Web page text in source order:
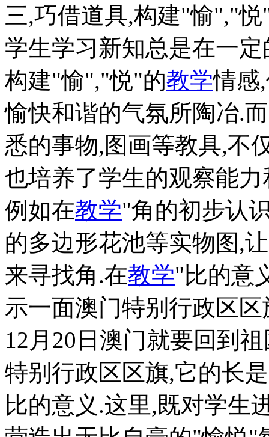
三,巧借道具,构建"愉","
学生学习新知总是在一
构建"愉","悦"的教学情感
愉快和谐的气氛所陶冶.
悉的事物,图画等教具,不
也培养了学生的观察能
例如在教学"角的初步认
的多边形花池等实物图,
来寻找角.在教学"比的意
示一面澳门特别行政区
12月20日澳门就要回到
特别行政区区旗,它的长
比的意义.这里,既对学生